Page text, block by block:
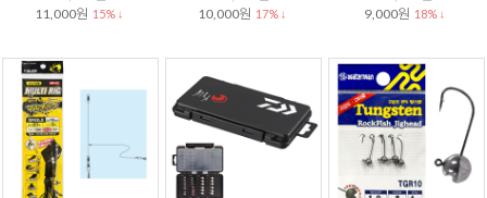
11,000원 15% ↓
10,000원 17% ↓
9,000원 18% ↓